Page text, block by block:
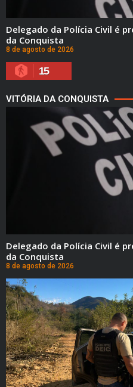
Delegado da Polícia Civil é
da Conquista
8 de agosto de 2026
15
VITÓRIA DA CONQUISTA
Delegado da Polícia Civil é
da Conquista
8 de agosto de 2026